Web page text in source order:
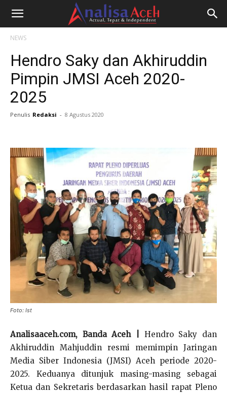
NEWS
Hendro Saky dan Akhiruddin
Pimpin JMSI Aceh 2020-
2025
Penulis Redaksi - 8 Agustus 2020
Foto: Ist
Analisaaceh.com, Banda Aceh |
Hendro Saky dan
Akhiruddin Mahjuddin resmi memimpin Jaringan
Media Siber Indonesia (JMSI) Aceh periode 2020-
2025. Keduanya ditunjuk masing-masing sebagai
Ketua dan Sekretaris berdasarkan hasil rapat Pleno